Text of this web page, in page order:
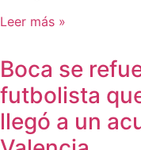
Leer más »
Boca se
futbolista
llegó a un